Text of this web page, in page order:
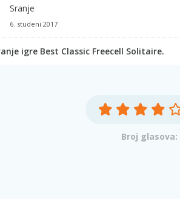
Sranje
6. studeni 2017
igre Best Classic Freecell Solitaire.
Broj glasova: